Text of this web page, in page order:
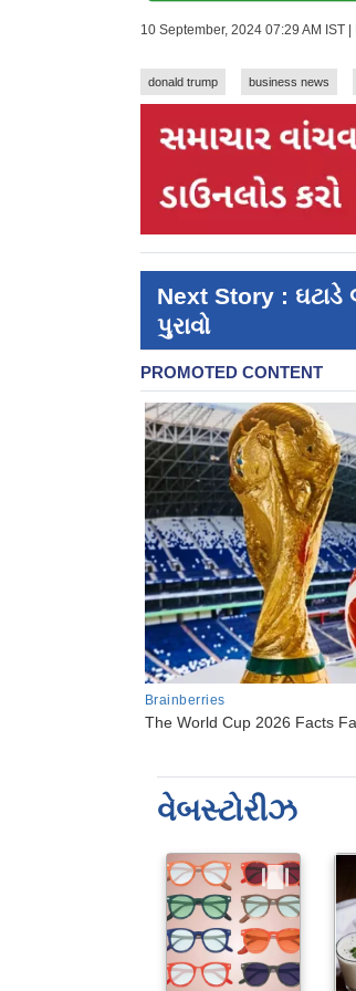
10 September, 2024 07:29 AM IST
donald trump business news
Next Story :
પુરાવો
વેબસ્ટોરીઝ